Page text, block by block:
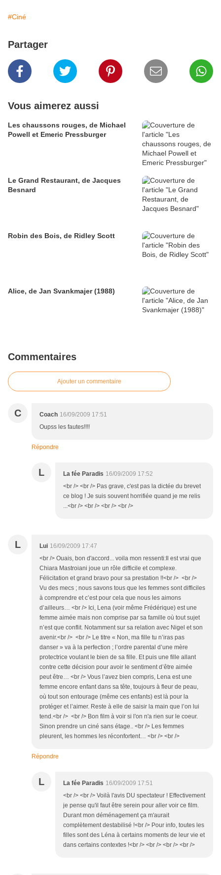
#Ciné
Partager
Vous aimerez aussi
Les chaussons rouges, de Michael
Powell et Emeric Pressburger
Le Grand Restaurant, de Jacques
Besnard
Robin des Bois, de Ridley Scott
Alice, de Jan Svankmajer (1988)
Commentaires
Ajouter un commentaire
C Coach 16/09/2009 17:51
Oupss les fautes!!!!
Répondre
L La fée Paradis 16/09/2009 17:52
<br /> <br /> Pas grave, c'est pas la dictée du brevet
ce blog ! Je suis souvent horrifiée quand je me relis
...<br /> <br /> <br /> <br />
L Lui 16/09/2009 17:47
<br /> Ouais, bon d'accord... voila mon ressenti:Il est vrai que
Chiara Mastroiani joue un rôle difficile et complexe.
Félicitation et grand bravo pour sa prestation !!<br /> <br />
Vu des mecs ; nous savons tous que les femmes sont difficiles
à comprendre et c’est pour cela que nous les aimons
d’ailleurs… <br /> Ici, Lena (voir même Frédérique) est une
femme aimée mais non comprise par sa famille où tout sujet
n’est que conflit. Notamment sur sa relation avec Nigel et son
avenir.<br /> <br /> Le titre « Non, ma fille tu n’iras pas
danser » va à la perfection ; l’ordre parental d’une mère
protectrice voulant le bien de sa fille. Et puis une fille allant
contre cette décision pour avoir le sentiment d’être aimée
peut être… <br /> Vous l’avez bien compris, Lena est une
femme encore enfant dans sa tête, toujours à fleur de peau,
où tout son entourage (même ces enfants) est là pour la
protéger et l’aimer. Reste à elle de saisir la main que l’on lui
tend.<br /> <br /> Bon film à voir si l'on n'a rien sur le coeur.
Sinon prendre un ciné sans étage.. <br /> Les femmes
pleurent, les hommes les réconfortent… <br /> <br />
Répondre
L La fée Paradis 16/09/2009 17:51
<br /> <br /> Voilà l'avis DU spectateur ! Effectivement
je pense qu'il faut être serein pour aller voir ce film.
Durant mon déménagement ça m'aurait
complètement destabilisé !<br /> Pour info, toutes les
filles sont des Léna à certains moments de leur vie et
dans certains contextes !<br /> <br /> <br /> <br />